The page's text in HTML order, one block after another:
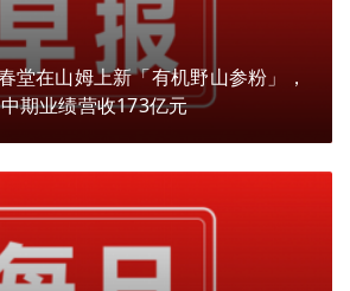
堂在山姆上新「有机野山参粉」，
期业绩营收173亿元